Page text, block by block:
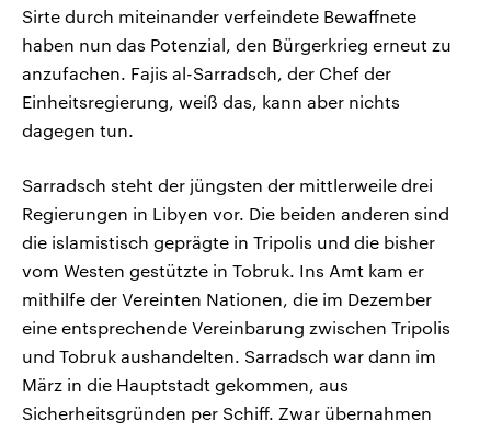
Sirte durch miteinander verfeindete Bewaffnete
haben nun das Potenzial, den Bürgerkrieg erneut zu
anzufachen. Fajis al-Sarradsch, der Chef der
Einheitsregierung, weiß das, kann aber nichts
dagegen tun.
Sarradsch steht der jüngsten der mittlerweile drei
Regierungen in Libyen vor. Die beiden anderen sind
die islamistisch geprägte in Tripolis und die bisher
vom Westen gestützte in Tobruk. Ins Amt kam er
mithilfe der Vereinten Nationen, die im Dezember
eine entsprechende Vereinbarung zwischen Tripolis
und Tobruk aushandelten. Sarradsch war dann im
März in die Hauptstadt gekommen, aus
Sicherheitsgründen per Schiff. Zwar übernahmen